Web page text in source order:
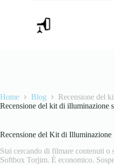
t
e
t
Home Blog
Recensione del
Recensione del kit di illuminazione
Recensione del Kit di
Stai cercando di filmare contenuti
Softbox Torjim. È economico.